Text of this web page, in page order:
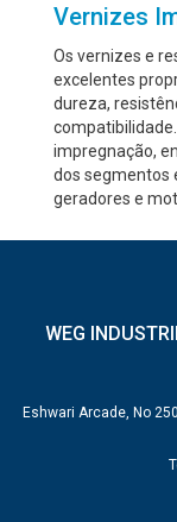
Vernizes
Os vernizes e
excelentes
dureza,
impregnação,
dos segmentos
geradores e
WEG
Eshwari Arcade, No